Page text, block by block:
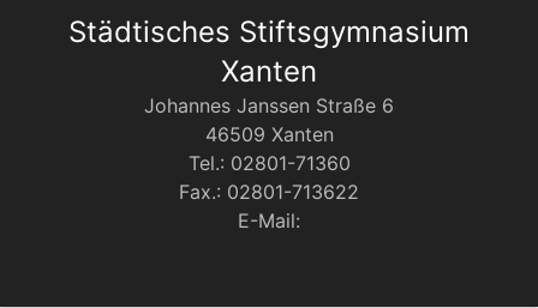
Städtisches Stiftsgymnasium
Xanten
Johannes Janssen Straße 6
46509 Xanten
Tel.: 02801-71360
Fax.: 02801-713622
E-Mail: